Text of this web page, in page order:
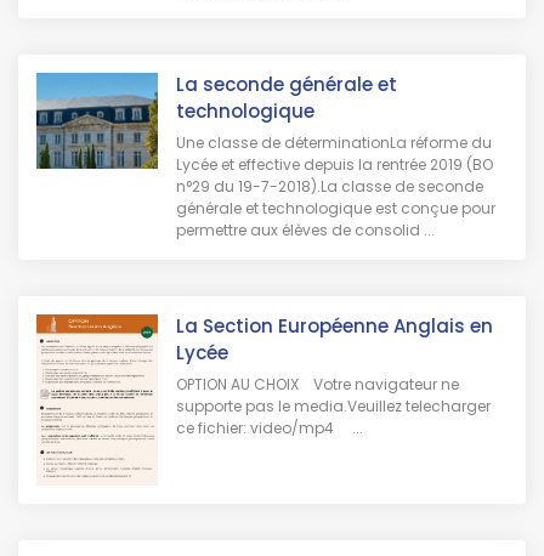
La seconde générale et
technologique
Une classe de déterminationLa réforme du
Lycée et effective depuis la rentrée 2019 (BO
n°29 du 19-7-2018).La classe de seconde
générale et technologique est conçue pour
permettre aux élèves de consolid ...
La Section Européenne Anglais en
Lycée
OPTION AU CHOIX Votre navigateur ne
supporte pas le media.Veuillez telecharger
ce fichier: video/mp4 ...